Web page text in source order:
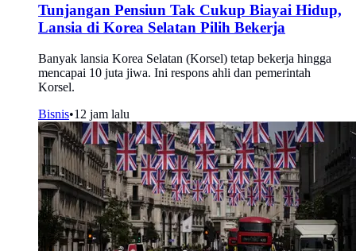
Tunjangan Pensiun Tak Cukup Biayai Hidup,
Lansia di Korea Selatan Pilih Bekerja
Banyak lansia Korea Selatan (Korsel) tetap bekerja hingga
mencapai 10 juta jiwa. Ini respons ahli dan pemerintah
Korsel.
Bisnis•12 jam lalu